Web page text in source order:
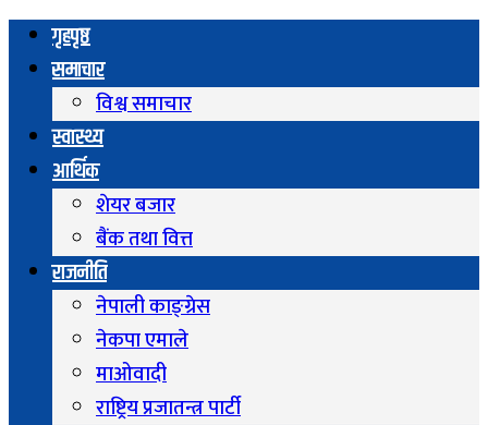
गृहपृष्ठ
समाचार
विश्व समाचार
स्वास्थ्य
आर्थिक
शेयर बजार
बैंक तथा वित्त
राजनीति
नेपाली काङ्ग्रेस
नेकपा एमाले
माओवादी
राष्ट्रिय प्रजातन्त्र पार्टी